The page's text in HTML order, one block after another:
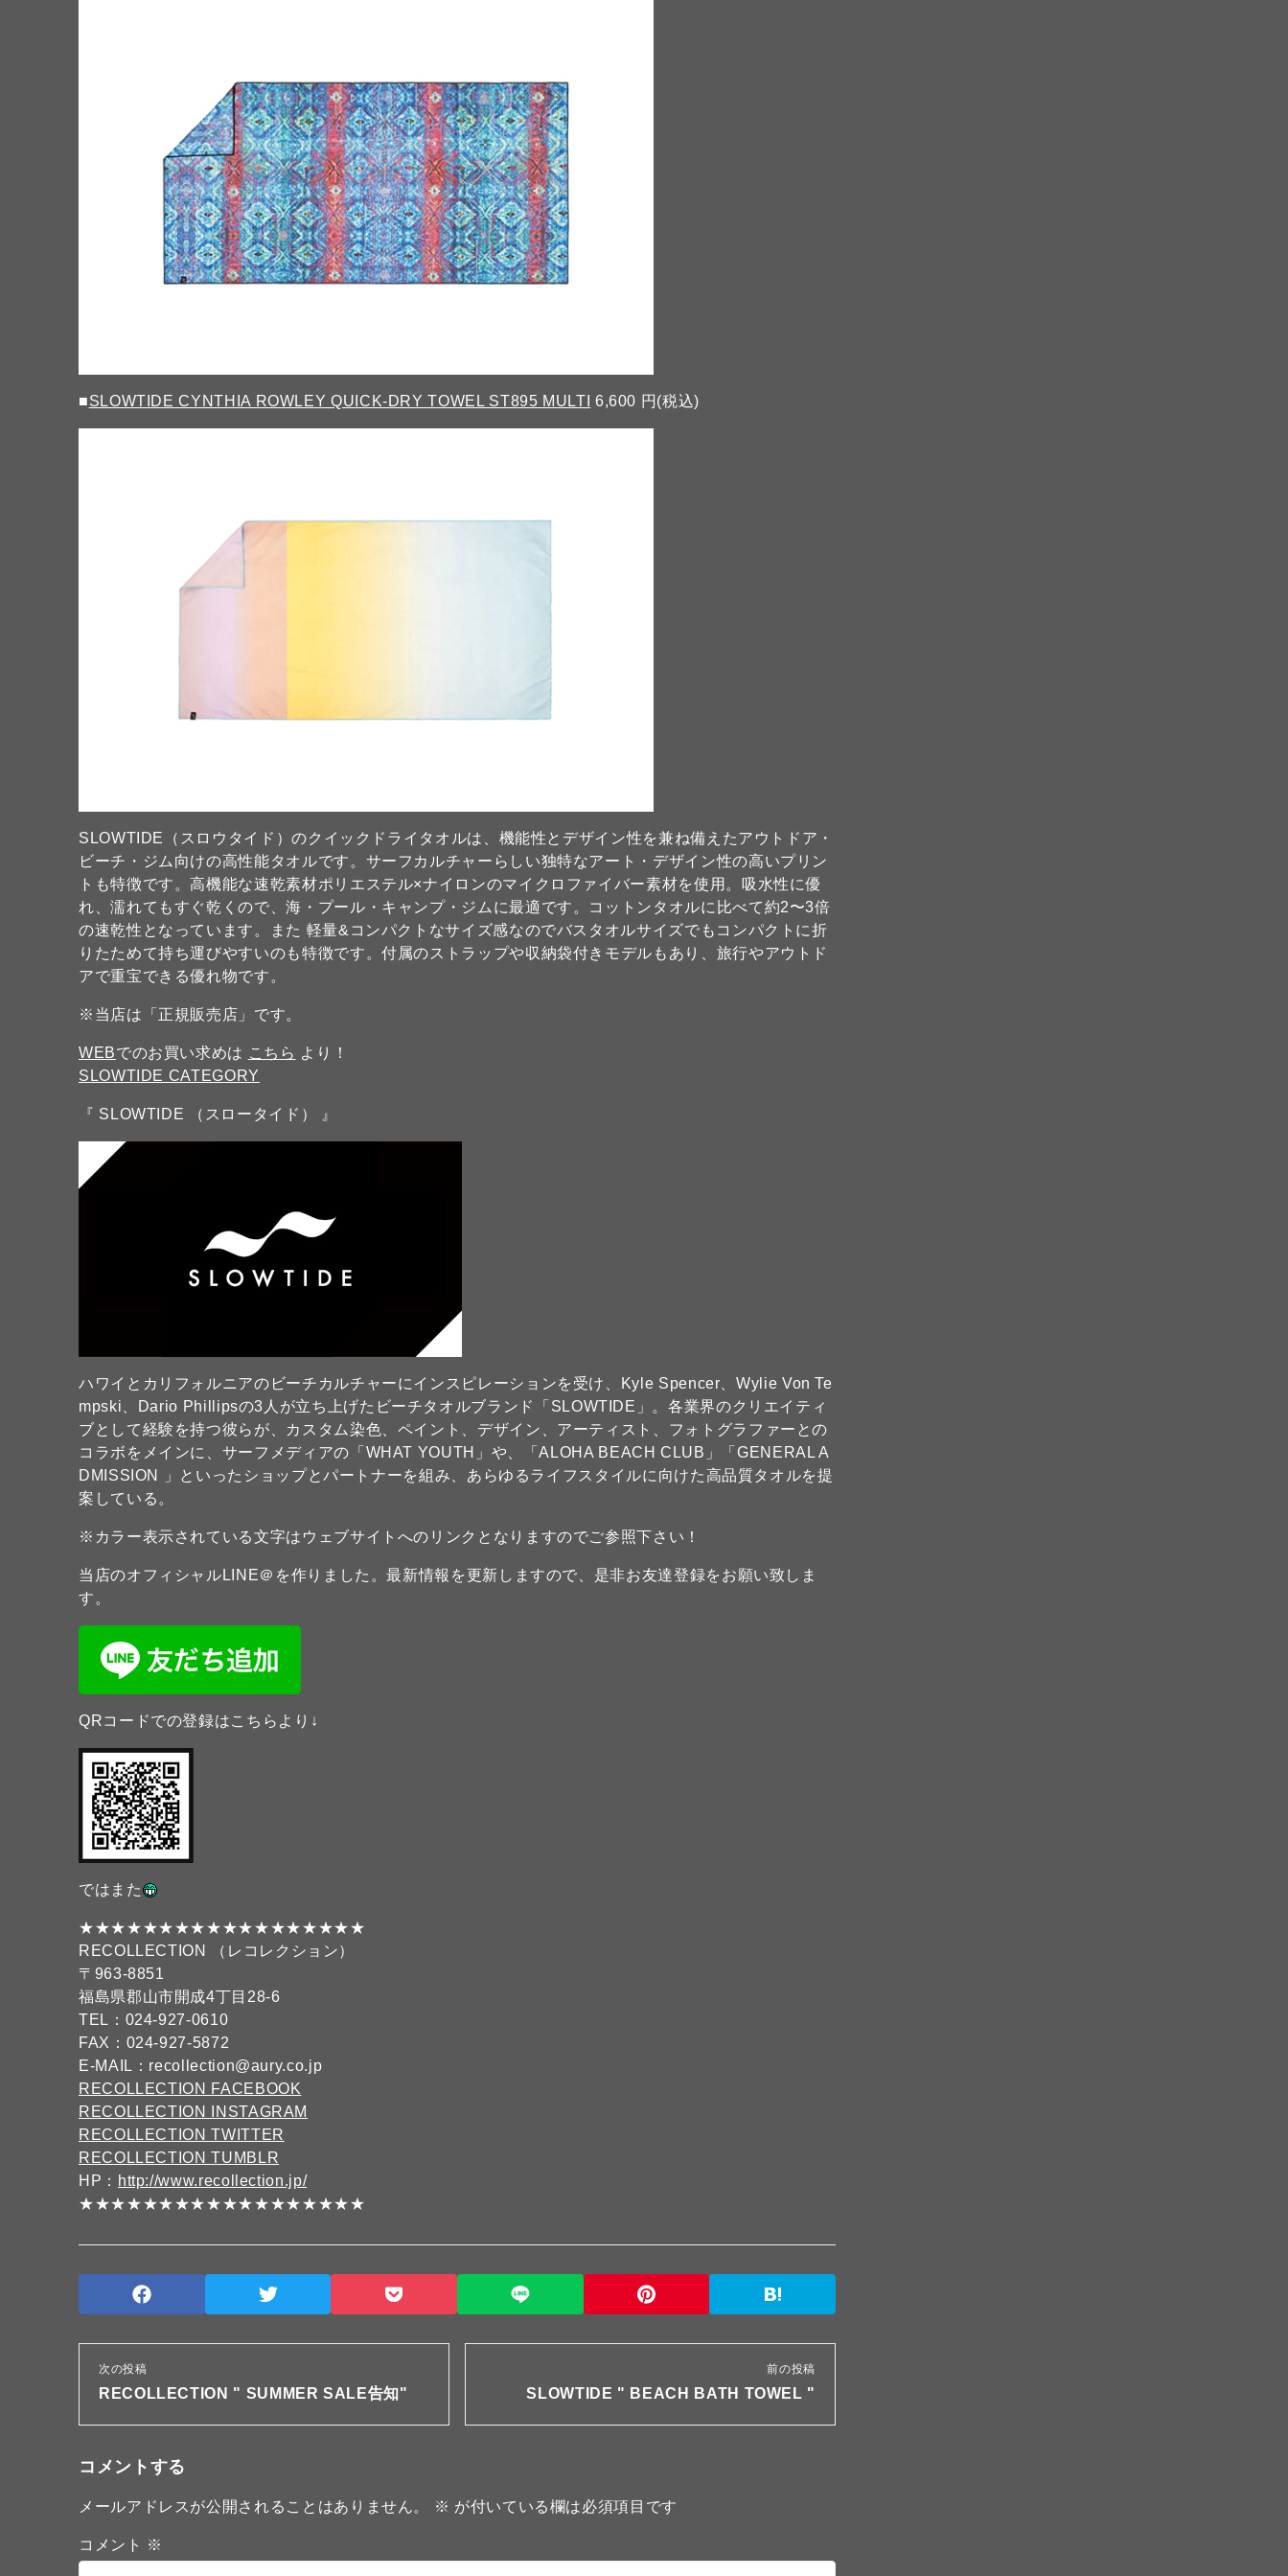
■SLOWTIDE CYNTHIA ROWLEY QUICK-DRY TOWEL ST895 MULTI 6,600 円(税込)
SLOWTIDE（スロウタイド）のクイックドライタオルは、機能性とデザイン性を兼ね備えたアウトドア・
ビーチ・ジム向けの高性能タオルです。サーフカルチャーらしい独特なアート・デザイン性の高いプリン
トも特徴です。高機能な速乾素材ポリエステル×ナイロンのマイクロファイバー素材を使用。吸水性に優
れ、濡れてもすぐ乾くので、海・プール・キャンプ・ジムに最適です。コットンタオルに比べて約2〜3倍
の速乾性となっています。また 軽量&コンパクトなサイズ感なのでバスタオルサイズでもコンパクトに折
りたためて持ち運びやすいのも特徴です。付属のストラップや収納袋付きモデルもあり、旅行やアウトド
アで重宝できる優れ物です。
※当店は「正規販売店」です。
WEBでのお買い求めは こちら より！
SLOWTIDE CATEGORY
『 SLOWTIDE （スロータイド） 』
ハワイとカリフォルニアのビーチカルチャーにインスピレーションを受け、Kyle Spencer、Wylie Von Te
mpski、Dario Phillipsの3人が立ち上げたビーチタオルブランド「SLOWTIDE」。各業界のクリエイティ
ブとして経験を持つ彼らが、カスタム染色、ペイント、デザイン、アーティスト、フォトグラファーとの
コラボをメインに、サーフメディアの「WHAT YOUTH」や、「ALOHA BEACH CLUB」「GENERAL A
DMISSION 」といったショップとパートナーを組み、あらゆるライフスタイルに向けた高品質タオルを提
案している。
※カラー表示されている文字はウェブサイトへのリンクとなりますのでご参照下さい！
当店のオフィシャルLINE＠を作りました。最新情報を更新しますので、是非お友達登録をお願い致しま
す。
QRコードでの登録はこちらより↓
ではまた
★★★★★★★★★★★★★★★★★★
RECOLLECTION （レコレクション）
〒963-8851
福島県郡山市開成4丁目28-6
TEL：024-927-0610
FAX：024-927-5872
E-MAIL：recollection@aury.co.jp
RECOLLECTION FACEBOOK
RECOLLECTION INSTAGRAM
RECOLLECTION TWITTER
RECOLLECTION TUMBLR
HP： http://www.recollection.jp/
★★★★★★★★★★★★★★★★★★
次の投稿
RECOLLECTION " SUMMER SALE告知"
前の投稿
SLOWTIDE " BEACH BATH TOWEL "
コメントする
メールアドレスが公開されることはありません。 ※ が付いている欄は必須項目です
コメント ※